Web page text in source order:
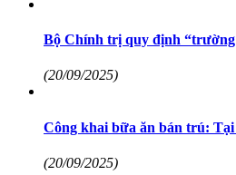
Bộ Chính trị quy định
(20/09/2025)
Công khai bữa ăn bán trú: Tại
(20/09/2025)